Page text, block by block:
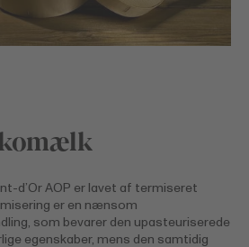
d’Or AOP er lavet af termiseret
er en nænsom
som bevarer den upasteuriserede
egenskaber, mens den samtidig